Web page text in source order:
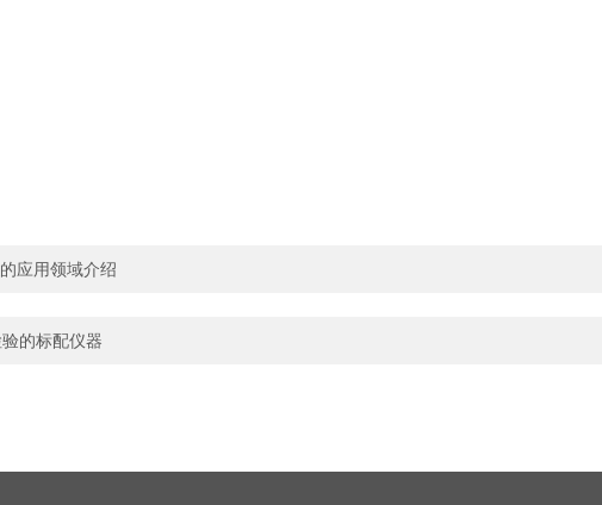
应用领域介绍
的标配仪器